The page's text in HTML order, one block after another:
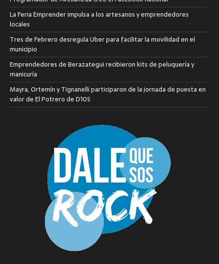
La Feria Emprender impulsa a los artesanos y emprendedores
locales
Tres de Febrero desregula Uber para facilitar la movilidad en el
municipio
Emprendedores de Berazategui recibieron kits de peluquería y
manicuría
Mayra, Ortemín y Tignanelli participaron de la jornada de puesta en
valor de El Potrero de D10S